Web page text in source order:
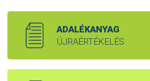
ADALÉKANYAG
ÚJRAÉRTÉKELÉS